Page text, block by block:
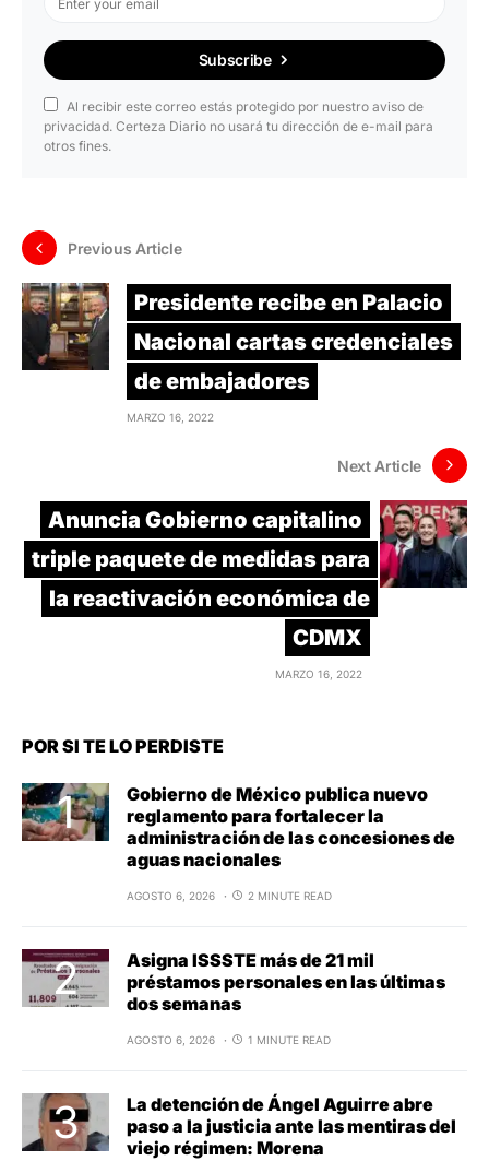
Subscribe
Al recibir este correo estás protegido por nuestro aviso de
privacidad. Certeza Diario no usará tu dirección de e-mail para
otros fines.
Previous Article
Presidente recibe en Palacio
Nacional cartas credenciales
de embajadores
MARZO 16, 2022
Next Article
Anuncia Gobierno capitalino
triple paquete de medidas para
la reactivación económica de
CDMX
MARZO 16, 2022
POR SI TE LO PERDISTE
Gobierno de México publica nuevo
reglamento para fortalecer la
administración de las concesiones de
aguas nacionales
AGOSTO 6, 2026 2 MINUTE READ
Asigna ISSSTE más de 21 mil
préstamos personales en las últimas
dos semanas
AGOSTO 6, 2026 1 MINUTE READ
La detención de Ángel Aguirre abre
paso a la justicia ante las mentiras del
viejo régimen: Morena